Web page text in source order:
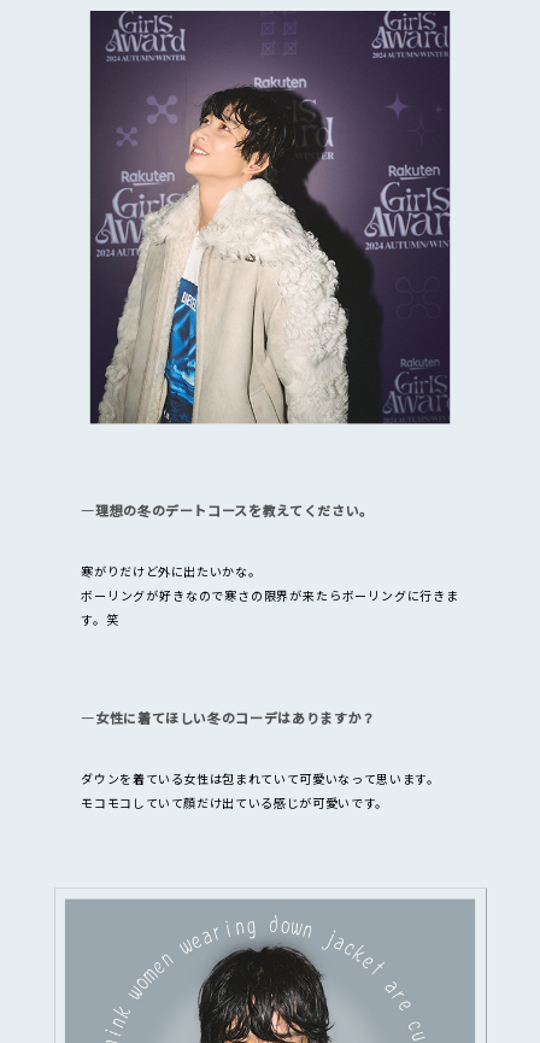
―理想の冬のデートコースを教えてください。
寒がりだけど外に出たいかな。
ボーリングが好きなので寒さの限界が来たらボーリングに行きま
す。笑
―女性に着てほしい冬のコーデはありますか？
ダウンを着ている女性は包まれていて可愛いなって思います。
モコモコしていて顔だけ出ている感じが可愛いです。